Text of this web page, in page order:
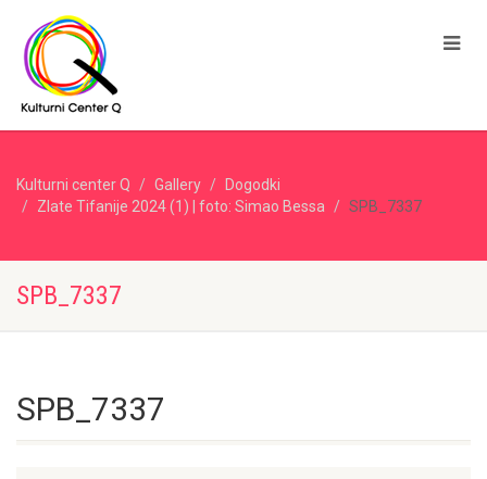
Kulturni center Q Gallery
Dogodki
Zlate Tifanije 2024 (1) | foto: Simao Bessa
SPB_7337
SPB_7337
SPB_7337